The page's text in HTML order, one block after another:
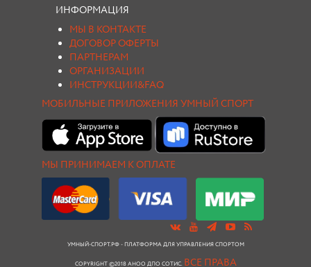
ИНФОРМАЦИЯ
МЫ В КОНТАКТЕ
ДОГОВОР ОФЕРТЫ
ПАРТНЕРАМ
ОРГАНИЗАЦИИ
ИНСТРУКЦИИ&FAQ
МОБИЛЬНЫЕ ПРИЛОЖЕНИЯ УМНЫЙ СПОРТ
МЫ ПРИНИМАЕМ К ОПЛАТЕ
УМНЫЙ-СПОРТ.РФ - ПЛАТФОРМА ДЛЯ УПРАВЛЕНИЯ СПОРТОМ
COPYRIGHT ©2018 АНОО ДПО СОТИС. ВСЕ ПРАВА